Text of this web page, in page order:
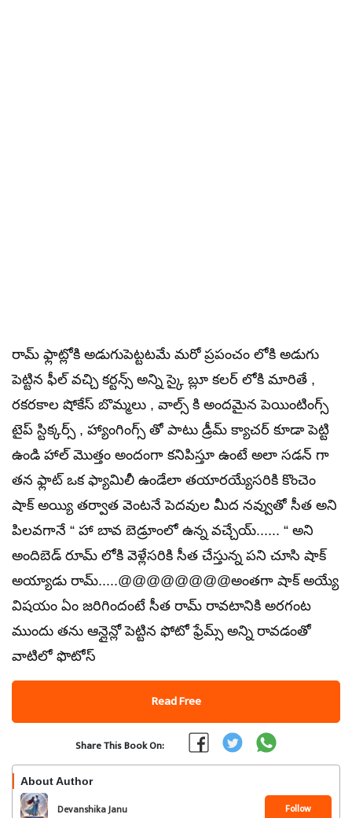
రామ్ ఫ్లాట్లోకి అడుగుపెట్టటమే మరో ప్రపంచం లోకి అడుగు
పెట్టిన ఫీల్ వచ్చి కర్టన్స్ అన్ని స్కై బ్లూ కలర్ లోకి మారితే ,
రకరకాల షోకేస్ బొమ్మలు , వాల్స్ కి అందమైన పెయింటింగ్స్
టైప్ స్టిక్కర్స్ , హ్యాంగింగ్స్ తో పాటు డ్రీమ్ క్యాచర్ కూడా పెట్టి
ఉండి హాల్ మొత్తం అందంగా కనిపిస్తూ ఉంటే అలా సడన్ గా
తన ఫ్లాట్ ఒక ఫ్యామిలీ ఉండేలా తయారయ్యేసరికి కొంచెం
షాక్ అయ్యి తర్వాత వెంటనే పెదవుల మీద నవ్వుతో సీత అని
పిలవగానే “ హా బావ బెడ్రూంలో ఉన్న వచ్చేయ్...... “ అని
అందిబెడ్ రూమ్ లోకి వెళ్లేసరికి సీత చేస్తున్న పని చూసి షాక్
అయ్యాడు రామ్.....@@@@@@@@అంతగా షాక్ అయ్యే
విషయం ఏం జరిగిందంటే సీత రామ్ రావటానికి అరగంట
ముందు తను ఆన్లైన్లో పెట్టిన ఫోటో ఫ్రేమ్స్ అన్ని రావడంతో
వాటిలో ఫొటోస్
Read Free
Share This Book On:
About Author
Devanshika Janu Follow